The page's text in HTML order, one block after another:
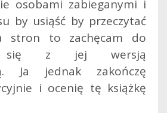
osobami zabieganymi i
by usiąść by przeczytać
stron to zachęcam do
się z jej wersją
Ja jednak zakończę
i ocenię tę książkę